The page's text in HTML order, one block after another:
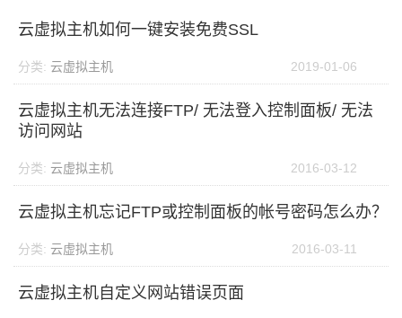
云虚拟主机如何一键安装免费SSL
分类: 云虚拟主机 2019-01-06
云虚拟主机无法连接FTP/ 无法登入控制面板/ 无法
访问网站
分类: 云虚拟主机 2016-03-12
云虚拟主机忘记FTP或控制面板的帐号密码怎么办？
分类: 云虚拟主机 2016-03-11
云虚拟主机自定义网站错误页面